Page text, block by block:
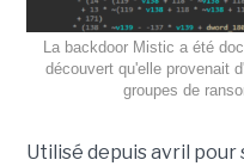
La backdoor Mistic a été
découvert qu'elle provenait
groupes de
Utilisé depuis avril pour